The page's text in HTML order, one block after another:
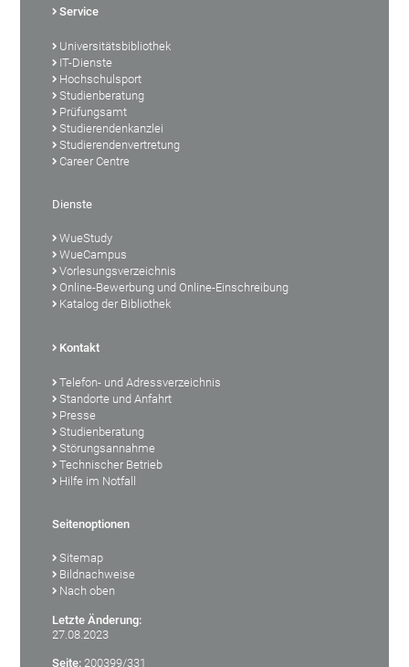
Service
Universitätsbibliothek
IT-Dienste
Hochschulsport
Studienberatung
Prüfungsamt
Studierendenkanzlei
Studierendenvertretung
Career Centre
Dienste
WueStudy
WueCampus
Vorlesungsverzeichnis
Online-Bewerbung und Online-Einschreibung
Katalog der Bibliothek
Kontakt
Telefon- und Adressverzeichnis
Standorte und Anfahrt
Presse
Studienberatung
Störungsannahme
Technischer Betrieb
Hilfe im Notfall
Seitenoptionen
Sitemap
Bildnachweise
Nach oben
Letzte Änderung:
27.08.2023
Seite: 200399/331